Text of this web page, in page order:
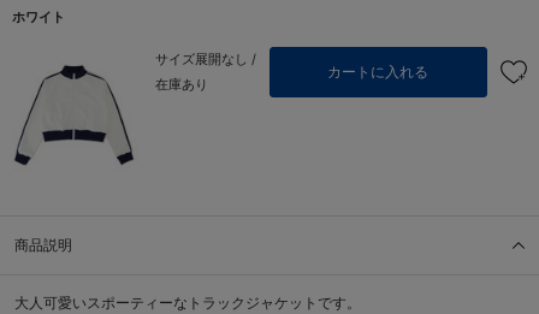
ホワイト
サイズ展開なし /
在庫あり
カートに入れる
商品説明
大人可愛いスポーティーなトラックジャケットです。